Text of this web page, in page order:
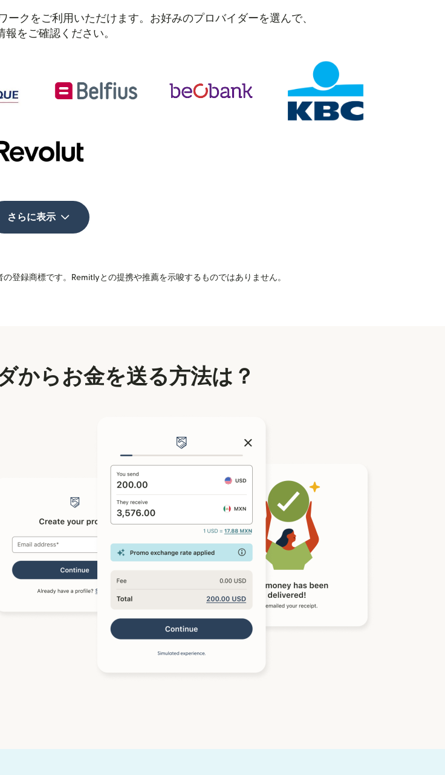
クをご利用いただけます。お好みのプロバイダーを選んで、
報をご確認ください。
さらに表示
登録商標です。Remitlyとの提携や推薦を示唆するものではありません。
からお金を送る方法は？
ます）